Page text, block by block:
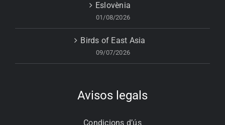
Eslovènia
01/08/2026
Birds of East Asia
09/07/2026
Avisos legals
Condicions d’ús